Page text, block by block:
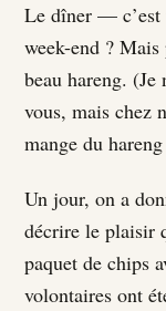
Le dîner — c’est
week-end ?
beau hareng. (Je
vous, mais chez
mange du hareng
Un jour, on a
décrire le plaisir
paquet de chips
volontaires ont